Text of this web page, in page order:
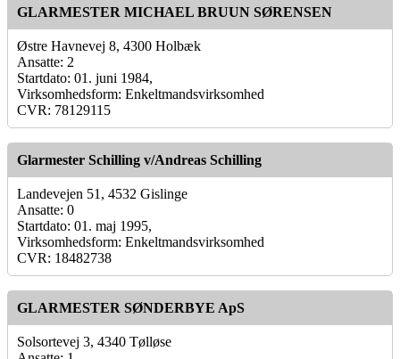
GLARMESTER MICHAEL BRUUN SØRENSEN
Østre Havnevej 8, 4300 Holbæk
Ansatte: 2
Startdato: 01. juni 1984,
Virksomhedsform: Enkeltmandsvirksomhed
CVR: 78129115
Glarmester Schilling v/Andreas Schilling
Landevejen 51, 4532 Gislinge
Ansatte: 0
Startdato: 01. maj 1995,
Virksomhedsform: Enkeltmandsvirksomhed
CVR: 18482738
GLARMESTER SØNDERBYE ApS
Solsortevej 3, 4340 Tølløse